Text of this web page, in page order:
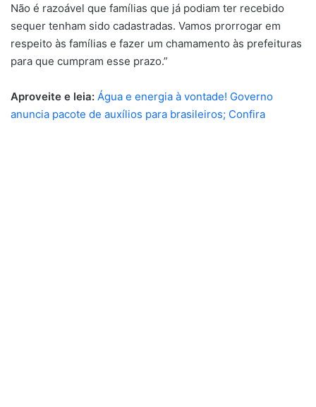
Não é razoável que famílias que já podiam ter recebido
sequer tenham sido cadastradas. Vamos prorrogar em
respeito às famílias e fazer um chamamento às prefeituras
para que cumpram esse prazo.”
Aproveite e leia: Água e energia à vontade! Governo
anuncia pacote de auxílios para brasileiros; Confira